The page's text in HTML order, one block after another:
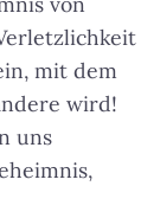
mit dem
wird!
uns